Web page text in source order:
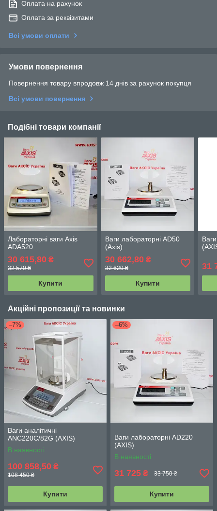
Оплата на рахунок
Оплата за реквізитами
Всі умови оплати
Умови повернення
Повернення товару впродовж 14 днів за рахунок покупця
Всі умови повернення
Подібні товари компанії
Лабораторні ваги Axis
ADA520
30 615,80 ₴
32 570 ₴
Купити
Ваги лабораторні AD50
(Axis)
30 662,80₴
32 620 ₴
Купити
31
Акційні пропозиції та новинки
–7%
Ваги аналітичні
ANC220C/82G (АХIS)
В наявності
100 858,50 ₴
108 450 ₴
Купити
–6%
Ваги лабораторні AD220
(АХIS)
В наявності
31 725 ₴ 33 750 ₴
Купити